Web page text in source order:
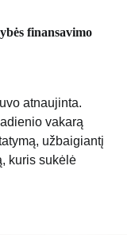
finansavimo
atnaujinta.
vakarą
užbaigiantį
kuris sukėlė